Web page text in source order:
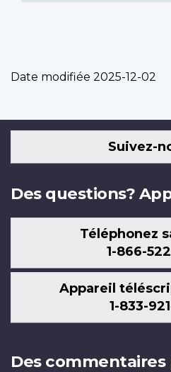
Date modifiée 2025-12-02
Suivez-
Des questions?
Téléphonez
1-866-
Appareil
1-833-
Des commentaires